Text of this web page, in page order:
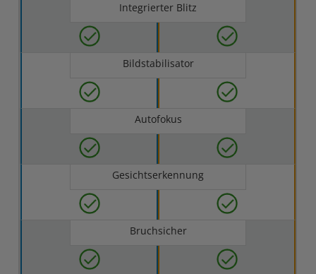
Integrierter Blitz
Bildstabilisator
Autofokus
Gesichtserkennung
Bruchsicher